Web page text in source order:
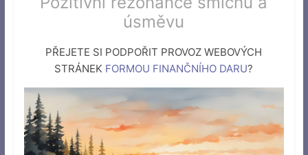
úsměvu
PŘEJETE SI PODPOŘIT PROVOZ WEBOVÝCH
STRÁNEK FORMOU FINANČNÍHO DARU?